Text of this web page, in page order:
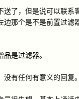
了，但是说可以联系
那个是不是前置过滤
是过滤器。
有任何有意义的回复。